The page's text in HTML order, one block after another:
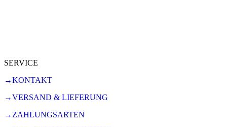
SERVICE
→KONTAKT
→VERSAND & LIEFERUNG
→ZAHLUNGSARTEN